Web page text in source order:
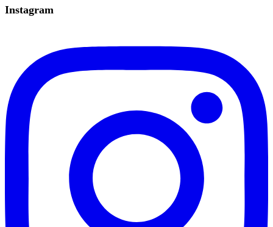
Instagram